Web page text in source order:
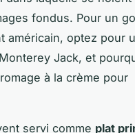
fondus. Pour un
américain, optez pour
Jack, et
à la crème pour
servi comme plat